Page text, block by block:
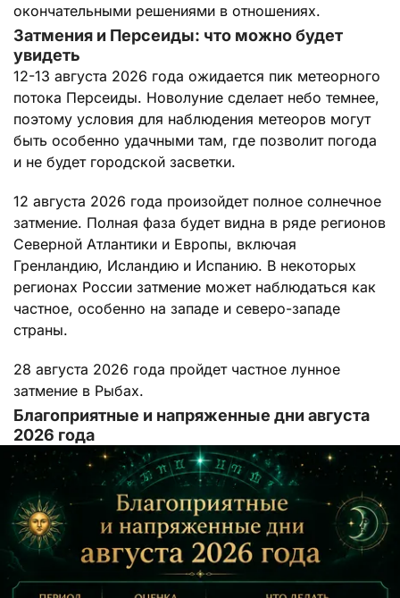
окончательными решениями в отношениях.
Затмения и Персеиды: что можно будет
увидеть
12-13 августа 2026 года ожидается пик метеорного
потока Персеиды. Новолуние сделает небо темнее,
поэтому условия для наблюдения метеоров могут
быть особенно удачными там, где позволит погода
и не будет городской засветки.
12 августа 2026 года произойдет полное солнечное
затмение. Полная фаза будет видна в ряде регионов
Северной Атлантики и Европы, включая
Гренландию, Исландию и Испанию. В некоторых
регионах России затмение может наблюдаться как
частное, особенно на западе и северо-западе
страны.
28 августа 2026 года пройдет частное лунное
затмение в Рыбах.
Благоприятные и напряженные дни августа
2026 года